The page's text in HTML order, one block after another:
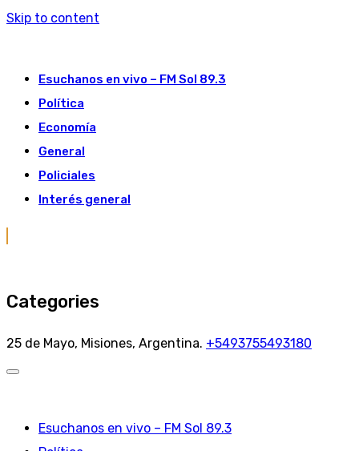
Skip to content
Esuchanos en vivo – FM Sol 89.3
Política
Economía
General
Policiales
Interés general
Categories
25 de Mayo, Misiones, Argentina. +5493755493180
Esuchanos en vivo – FM Sol 89.3